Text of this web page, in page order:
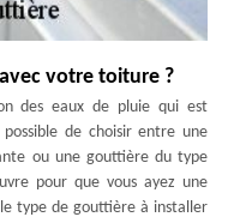
votre toiture ?
des eaux de pluie qui est
de choisir entre une
ou une gouttière du type
pour que vous ayez une
type de gouttière à installer